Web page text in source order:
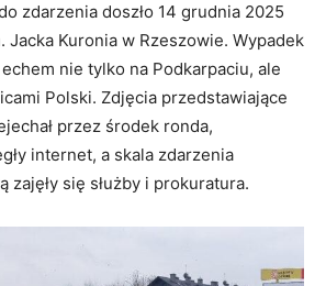
zdarzenia doszło 14 grudnia 2025
Jacka Kuronia w Rzeszowie. Wypadek
nie tylko na Podkarpaciu, ale
Polski. Zdjęcia przedstawiające
przez środek ronda,
internet, a skala zdarzenia
zajęły się służby i prokuratura.